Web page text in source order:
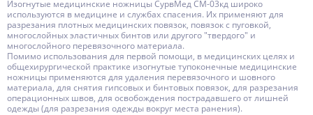
Изогнутые медицинские ножницы СурвМед СМ-03кд широко
используются в медицине и службах спасения. Их применяют для
разрезания плотных медицинских повязок, повязок с пуговкой,
многослойных эластичных бинтов или другого "твердого" и
многослойного перевязочного материала.
Помимо использования для первой помощи, в медицинских целях и
общехирургической практике изогнутые тупоконечные медицинские
ножницы применяются для удаления перевязочного и шовного
материала, для снятия гипсовых и бинтовых повязок, для разрезания
операционных швов, для освобождения пострадавшего от лишней
одежды (для разрезания одежды вокруг места ранения).